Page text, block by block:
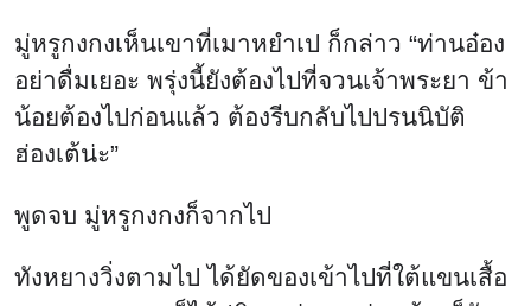
มู่หรูกงกงเห็นเขาที่เมาหยำเป ก็กล่าว “ท่านอ๋อง
อย่าดื่มเยอะ พรุ่งนี้ยังต้องไปที่จวนเจ้าพระยา ข้า
น้อยต้องไปก่อนแล้ว ต้องรีบกลับไปปรนนิบัติ
ฮ่องเต้น่ะ”
พูดจบ มู่หรูกงกงก็จากไป
ทังหยางวิ่งตามไป ได้ยัดของเข้าไปที่ใต้แขนเสื้อ